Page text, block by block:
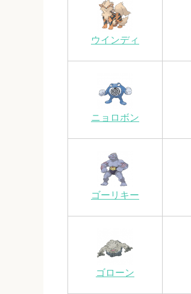
ウインディ
ニョロボン
ゴーリキー
ゴローン